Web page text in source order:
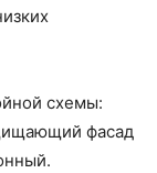
схемы:
фасад